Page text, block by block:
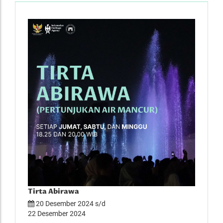
Tirta Abirawa
20 Desember 2024 s/d
22 Desember 2024